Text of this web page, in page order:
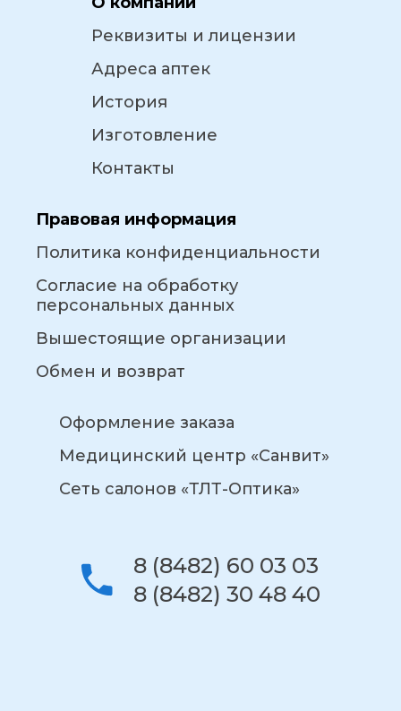
Реквизиты и лицензии
Адреса аптек
История
Изготовление
Контакты
Правовая информация
Политика конфиденциальности
Согласие на обработку
персональных данных
Вышестоящие организации
Обмен и возврат
Оформление заказа
Медицинский центр «Санвит»
Сеть салонов «ТЛТ-Оптика»
8 (8482) 60 03 03
8 (8482) 30 48 40